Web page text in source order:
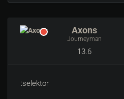
Axons
Journeyman
13.6
:selektor